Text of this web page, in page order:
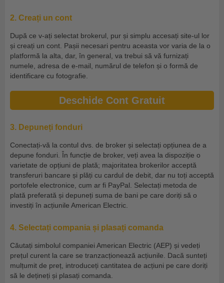
2. Creați un cont
După ce v-ați selectat brokerul, pur și simplu accesați site-ul lor
și creați un cont. Pașii necesari pentru aceasta vor varia de la o
platformă la alta, dar, în general, va trebui să vă furnizați
numele, adresa de e-mail, numărul de telefon și o formă de
identificare cu fotografie.
Deschide Cont Gratuit
3. Depuneți fonduri
Conectați-vă la contul dvs. de broker și selectați opțiunea de a
depune fonduri. În funcție de broker, veți avea la dispoziție o
varietate de opțiuni de plată; majoritatea brokerilor acceptă
transferuri bancare și plăți cu cardul de debit, dar nu toți acceptă
portofele electronice, cum ar fi PayPal. Selectați metoda de
plată preferată și depuneți suma de bani pe care doriți să o
investiți în acțiunile American Electric.
4. Selectați compania și plasați comanda
Căutați simbolul companiei American Electric (AEP) și vedeți
prețul curent la care se tranzacționează acțiunile. Dacă sunteți
mulțumit de preț, introduceți cantitatea de acțiuni pe care doriți
să le dețineți și plasați comanda.